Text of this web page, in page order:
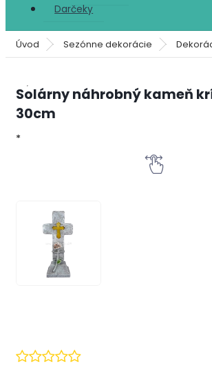
Darčeky
Úvod Sezónne dekorácie
Solárny náhrobný kameň
30cm
*